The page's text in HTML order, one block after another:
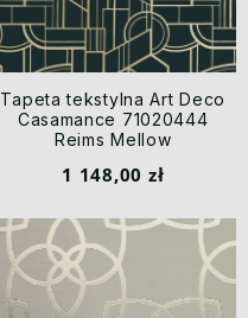
Tapeta tekstylna Art Deco
Casamance 71020444
Reims Mellow
1 148,00 zł